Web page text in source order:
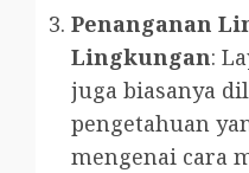
Penanganan
Lingkungan:
juga biasanya
pengetahuan
mengenai cara